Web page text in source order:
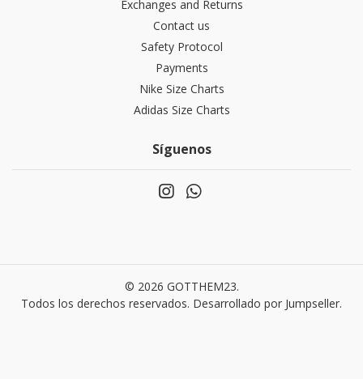
Exchanges and Returns
Contact us
Safety Protocol
Payments
Nike Size Charts
Adidas Size Charts
Síguenos
© 2026 GOTTHEM23.
Todos los derechos reservados. Desarrollado por Jumpseller.